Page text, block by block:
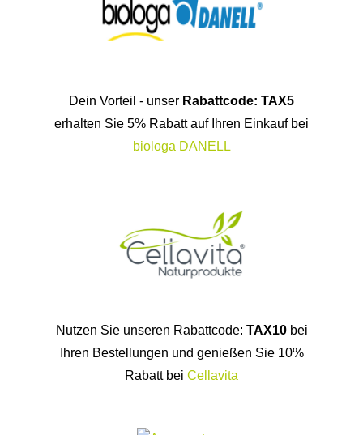
Dein Vorteil - unser Rabattcode: TAX5
erhalten Sie 5% Rabatt auf Ihren Einkauf bei
biologa DANELL
Nutzen Sie unseren Rabattcode: TAX10bei
Ihren Bestellungen und genießen Sie 10%
Rabatt bei Cellavita